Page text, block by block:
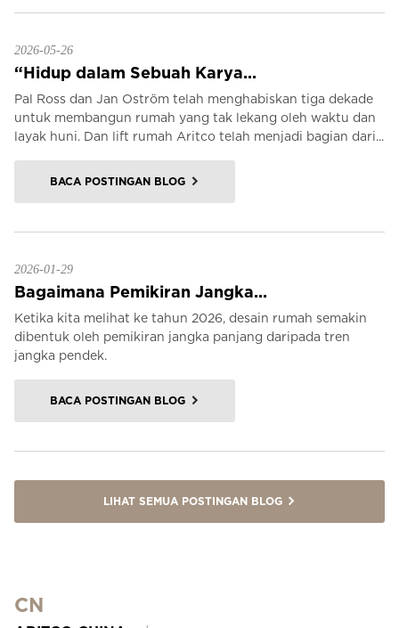
2026-05-26
“Hidup dalam Sebuah Karya...
Pal Ross dan Jan Oström telah menghabiskan tiga dekade
untuk membangun rumah yang tak lekang oleh waktu dan
layak huni. Dan lift rumah Aritco telah menjadi bagian dari...
BACA POSTINGAN BLOG
2026-01-29
Bagaimana Pemikiran Jangka...
Ketika kita melihat ke tahun 2026, desain rumah semakin
dibentuk oleh pemikiran jangka panjang daripada tren
jangka pendek.
BACA POSTINGAN BLOG
LIHAT SEMUA POSTINGAN BLOG
CN